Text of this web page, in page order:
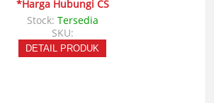
*Harga Hubungi CS
Stock: Tersedia
SKU:
DETAIL PRODUK